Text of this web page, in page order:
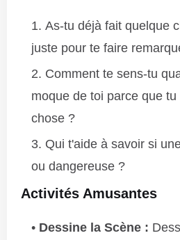
As-tu déjà fait quelque
juste pour te faire
Comment te sens-tu
moque de toi parce que
chose ?
Qui t'aide à savoir si
ou dangereuse ?
Activités Amusantes
Dessine la Scène :